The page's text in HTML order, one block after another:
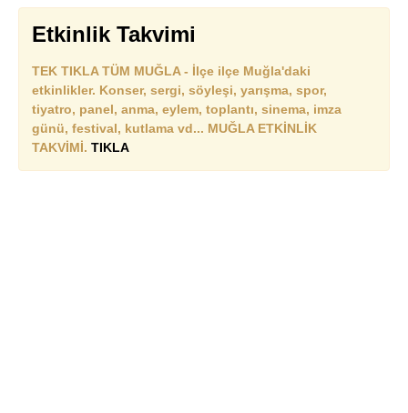
Etkinlik Takvimi
TEK TIKLA TÜM MUĞLA - İlçe ilçe Muğla'daki
etkinlikler. Konser, sergi, söyleşi, yarışma, spor,
tiyatro, panel, anma, eylem, toplantı, sinema, imza
günü, festival, kutlama vd... MUĞLA ETKİNLİK
TAKVİMİ. TIKLA